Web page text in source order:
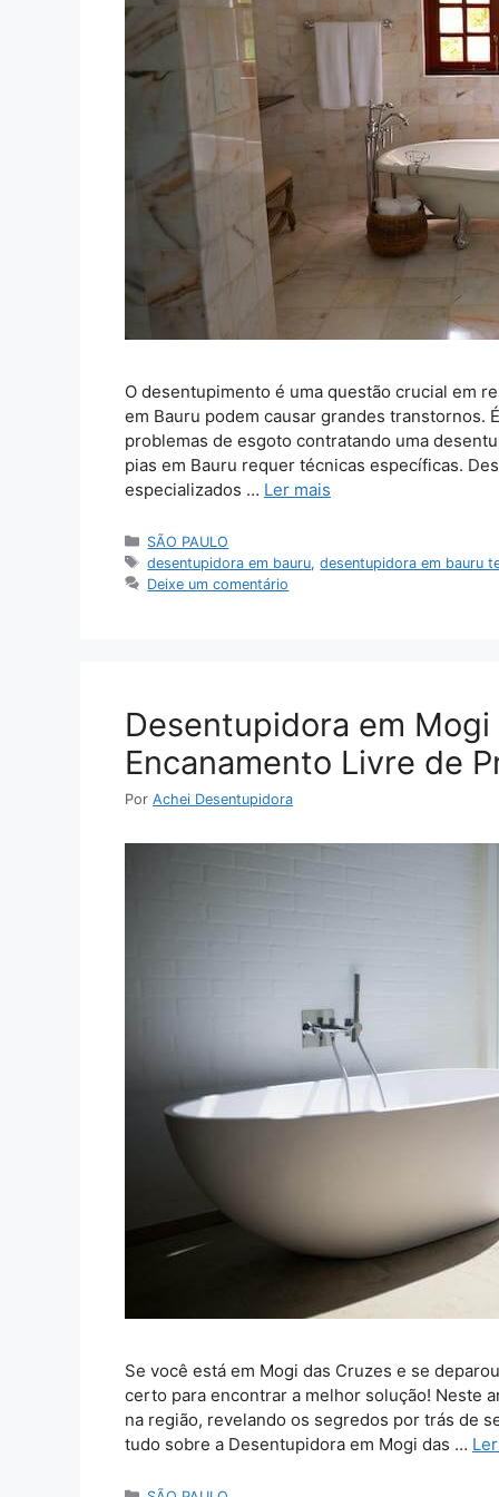
O desentupimento é uma questão crucial em
em Bauru podem causar grandes transtornos.
problemas de esgoto contratando uma
pias em Bauru requer técnicas específicas.
especializados … Ler mais
Categorias
SÃO PAULO
Tags
desentupidora em bauru,desentupidora em bauru
Deixe um comentário
Desentupidora em
Encanamento Livre de
Por Achei Desentupidora
Se você está em Mogi das Cruzes e se
certo para encontrar a melhor solução! Neste
na região, revelando os segredos por trás de
tudo sobre a Desentupidora em Mogi das …